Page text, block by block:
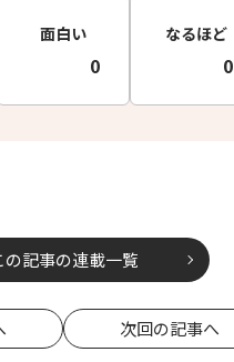
面白い
0
なるほど
0
の記事の連載一覧
次回の記事へ